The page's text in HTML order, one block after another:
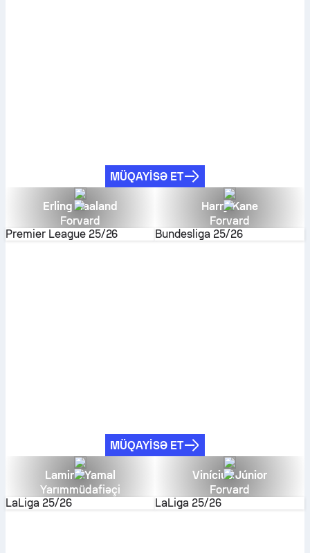
MÜQAYISƏ ET
Erling Haaland
Forvard
Premier League 25/26
Harry Kane
Forvard
Bundesliga 25/26
MÜQAYISƏ ET
Lamine Yamal
Yarımmüdafiəçi
LaLiga 25/26
Vinícius Júnior
Forvard
LaLiga 25/26